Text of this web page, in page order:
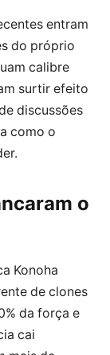
entram
do próprio
calibre
surtir efeito
discussões
como o
o
Konoha
de clones
da força e
cai